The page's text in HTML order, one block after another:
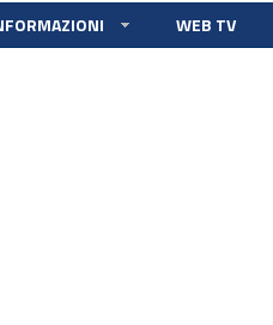
WEB TV